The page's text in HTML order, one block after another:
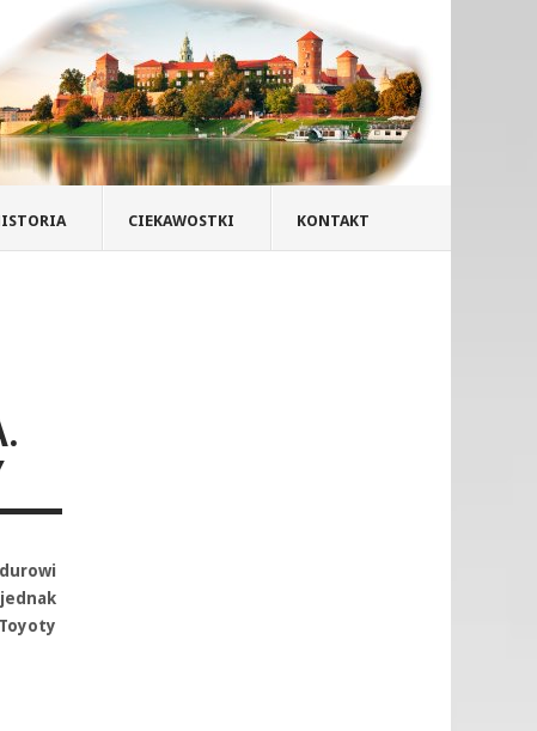
CIEKAWOSTKI KONTAKT